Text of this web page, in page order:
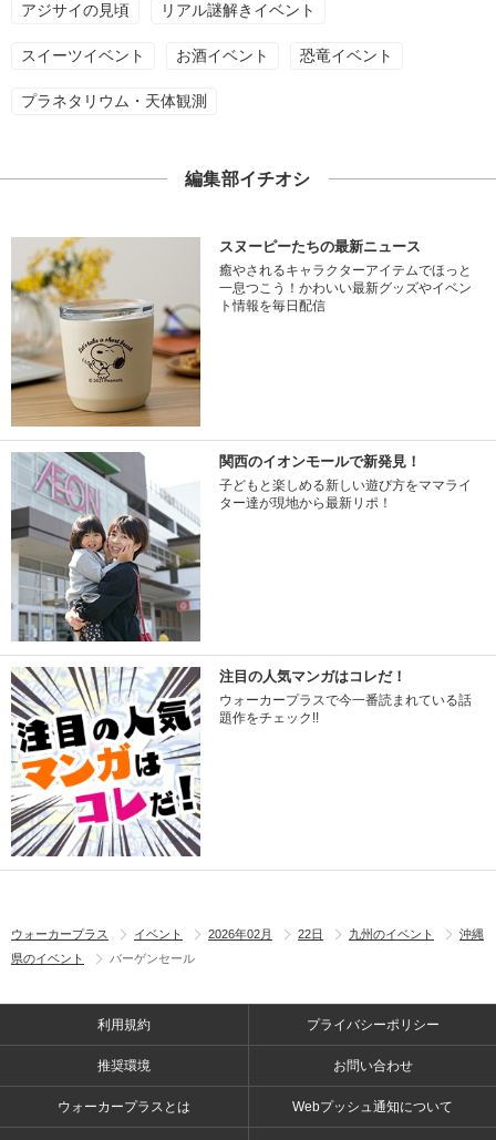
アジサイの見頃 リアル謎解きイベント
スイーツイベント お酒イベント 恐竜イベント
プラネタリウム・天体観測
編集部イチオシ
スヌーピーたちの最新ニュース
癒やされるキャラクターアイテムでほっと
一息つこう！かわいい最新グッズやイベン
ト情報を毎日配信
関西のイオンモールで新発見！
子どもと楽しめる新しい遊び方をママライ
ター達が現地から最新リポ！
注目の人気マンガはコレだ！
ウォーカープラスで今一番読まれている話
題作をチェック!!
ウォーカープラス イベント 2026年02月 22日 九州のイベント
沖縄
県のイベント
バーゲンセール
利用規約 プライバシーポリシー
推奨環境 お問い合わせ
ウォーカープラスとは Webプッシュ通知について